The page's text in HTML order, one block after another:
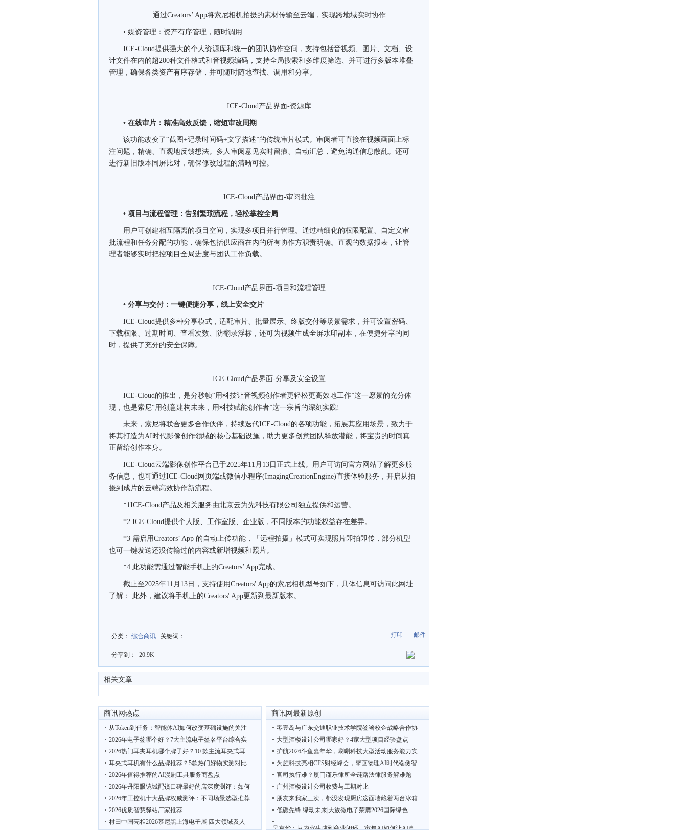
通过Creators’ App将索尼相机拍摄的素材传输至云端，实现跨地域实时协作
• 媒资管理：资产有序管理，随时调用
ICE-Cloud提供强大的个人资源库和统一的团队协作空间，支持包括音视频、图片、文档、设
计文件在内的超200种文件格式和音视频编码，支持全局搜索和多维度筛选、并可进行多版本堆叠
管理，确保各类资产有序存储，并可随时随地查找、调用和分享。
ICE-Cloud产品界面-资源库
• 在线审片：精准高效反馈，缩短审改周期
该功能改变了“截图+记录时间码+文字描述”的传统审片模式。审阅者可直接在视频画面上标
注问题，精确、直观地反馈想法。多人审阅意见实时留痕、自动汇总，避免沟通信息散乱。还可
进行新旧版本同屏比对，确保修改过程的清晰可控。
ICE-Cloud产品界面-审阅批注
• 项目与流程管理：告别繁琐流程，轻松掌控全局
用户可创建相互隔离的项目空间，实现多项目并行管理。通过精细化的权限配置、自定义审
批流程和任务分配的功能，确保包括供应商在内的所有协作方职责明确。直观的数据报表，让管
理者能够实时把控项目全局进度与团队工作负载。
ICE-Cloud产品界面-项目和流程管理
• 分享与交付：一键便捷分享，线上安全交片
ICE-Cloud提供多种分享模式，适配审片、批量展示、终版交付等场景需求，并可设置密码、
下载权限、过期时间、查看次数、防翻录浮标，还可为视频生成全屏水印副本，在便捷分享的同
时，提供了充分的安全保障。
ICE-Cloud产品界面-分享及安全设置
ICE-Cloud的推出，是分秒帧“用科技让音视频创作者更轻松更高效地工作”这一愿景的充分体
现，也是索尼“用创意建构未来，用科技赋能创作者”这一宗旨的深刻实践!
未来，索尼将联合更多合作伙伴，持续迭代ICE-Cloud的各项功能，拓展其应用场景，致力于
将其打造为AI时代影像创作领域的核心基础设施，助力更多创意团队释放潜能，将宝贵的时间真
正留给创作本身。
ICE-Cloud云端影像创作平台已于2025年11月13日正式上线。用户可访问官方网站了解更多服
务信息，也可通过ICE-Cloud网页端或微信小程序(ImagingCreationEngine)直接体验服务，开启从拍
摄到成片的云端高效协作新流程。
*1ICE-Cloud产品及相关服务由北京云为先科技有限公司独立提供和运营。
*2 ICE-Cloud提供个人版、工作室版、企业版，不同版本的功能权益存在差异。
*3 需启用Creators’ App 的自动上传功能，「远程拍摄」模式可实现照片即拍即传，部分机型
也可一键发送还没传输过的内容或新增视频和照片。
*4 此功能需通过智能手机上的Creators’ App完成。
截止至2025年11月13日，支持使用Creators' App的索尼相机型号如下，具体信息可访问此网址
了解： 此外，建议将手机上的Creators' App更新到最新版本。
分类 ： 综合商讯 关键词 ： 打印 邮件
分享到： 20.9K
相关文章
商讯网热点
从Token到任务：智能体AI如何改变基础设施的关注
2026年电子签哪个好？7大主流电子签名平台综合实
2026热门耳夹耳机哪个牌子好？10 款主流耳夹式耳
耳夹式耳机有什么品牌推荐？5款热门好物实测对比
2026年值得推荐的AI漫剧工具服务商盘点
2026年丹阳眼镜城配镜口碑最好的店深度测评：如何
2026年工控机十大品牌权威测评：不同场景选型推荐
2026优质智慧驿站厂家推荐
村田中国亮相2026慕尼黑上海电子展 四大领域及人
商讯网最新原创
零壹岛与广东交通职业技术学院签署校企战略合作协
大型酒楼设计公司哪家好？4家大型项目经验盘点
护航2026斗鱼嘉年华，唰唰科技大型活动服务能力实
为旌科技亮相CFS财经峰会，擘画物理AI时代端侧智
官司执行难？厦门谨乐律所全链路法律服务解难题
广州酒楼设计公司收费与工期对比
朋友来我家三次，都没发现厨房这面墙藏着两台冰箱
低碳先锋 绿动未来|大族微电子荣膺2026国际绿色
吴克华：从内容生成到商业闭环，宙包AI如何让AI真